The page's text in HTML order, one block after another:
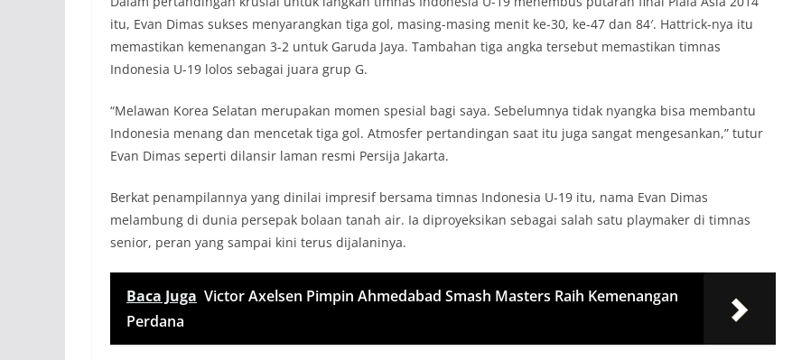
itu, Evan Dimas sukses menyarangkan tiga gol, masing-masing menit ke-30, ke-47 dan 84′. Hattrick-nya itu
memastikan kemenangan 3-2 untuk Garuda Jaya. Tambahan tiga angka tersebut memastikan timnas
Indonesia U-19 lolos sebagai juara grup G.
“Melawan Korea Selatan merupakan momen spesial bagi saya. Sebelumnya tidak nyangka bisa membantu
Indonesia menang dan mencetak tiga gol. Atmosfer pertandingan saat itu juga sangat mengesankan,” tutur
Evan Dimas seperti dilansir laman resmi Persija Jakarta.
Berkat penampilannya yang dinilai impresif bersama timnas Indonesia U-19 itu, nama Evan Dimas
melambung di dunia persepak bolaan tanah air. Ia diproyeksikan sebagai salah satu playmaker di timnas
senior, peran yang sampai kini terus dijalaninya.
Baca Juga Victor Axelsen Pimpin Ahmedabad Smash Masters Raih Kemenangan
Perdana